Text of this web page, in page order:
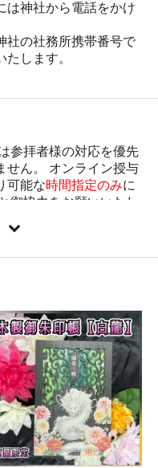
は神社から電話をかけ
社の社務所携帯番号で
します。
参拝者様の対応を優先
せん。 オンライン授与
可能な時間指定のみに
御協力をお願いいたし
によっては配達希望日
りますので、予めご了
ル送信後、改めて神社
入らさせていただきま
事が出来ません。ご了
れたい場合は電話をし
取り拒否等により返品
数料・往復送料を請求
、御念珠はオーダーメ
を一緒に請求させて頂
い。 皆様の願いが叶い
しておりますのでご理